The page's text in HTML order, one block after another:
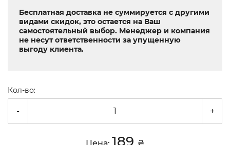
Бесплатная доставка не суммируется с другими
видами скидок, это остается на Ваш
самостоятельный выбор. Менеджер и компания
не несут ответственности за упущенную
выгоду клиента.
Кол-во:
- +
Цена: 189 ₴